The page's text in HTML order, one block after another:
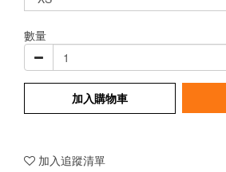
數量
加入購物車
加入追蹤清單